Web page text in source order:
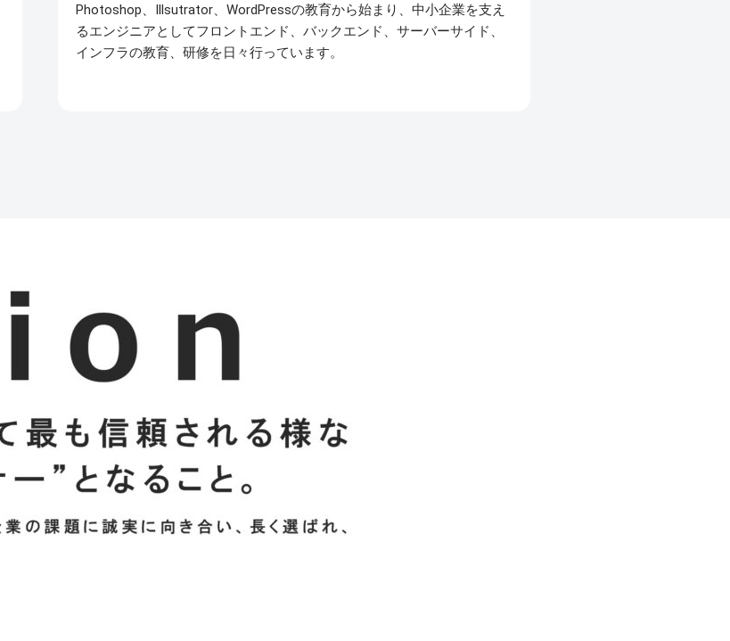
Photoshop、Illsutrator、WordPressの教育から始まり、中小企業を支え
るエンジニアとしてフロントエンド、バックエンド、サーバーサイド、
インフラの教育、研修を日々行っています。